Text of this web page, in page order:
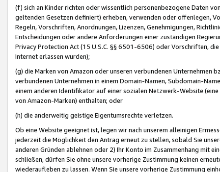
(f) sich an Kinder richten oder wissentlich personenbezogene Daten
geltenden Gesetzen definiert) erheben, verwenden oder offenlegen,
Regeln, Vorschriften, Anordnungen, Lizenzen, Genehmigungen,
Entscheidungen oder andere Anforderungen einer zuständigen
Privacy Protection Act (15 U.S.C. §§ 6501-6506) oder Vorschriften,
Internet erlassen wurden);
(g) die Marken von Amazon oder unseren verbundenen Unternehmen
verbundenen Unternehmen in einem Domain-Namen, Subdomain-
einem anderen Identifikator auf einer sozialen Netzwerk-Website
von Amazon-Marken) enthalten; oder
(h) die anderweitig geistige Eigentumsrechte verletzen.
Ob eine Website geeignet ist, legen wir nach unserem alleinigen
jederzeit die Möglichkeit den Antrag erneut zu stellen, sobald Sie
anderen Gründen ablehnen oder 2) Ihr Konto im Zusammenhang mit
schließen, dürfen Sie ohne unsere vorherige Zustimmung keinen
wiederaufleben zu lassen. Wenn Sie unsere vorherige Zustimmung